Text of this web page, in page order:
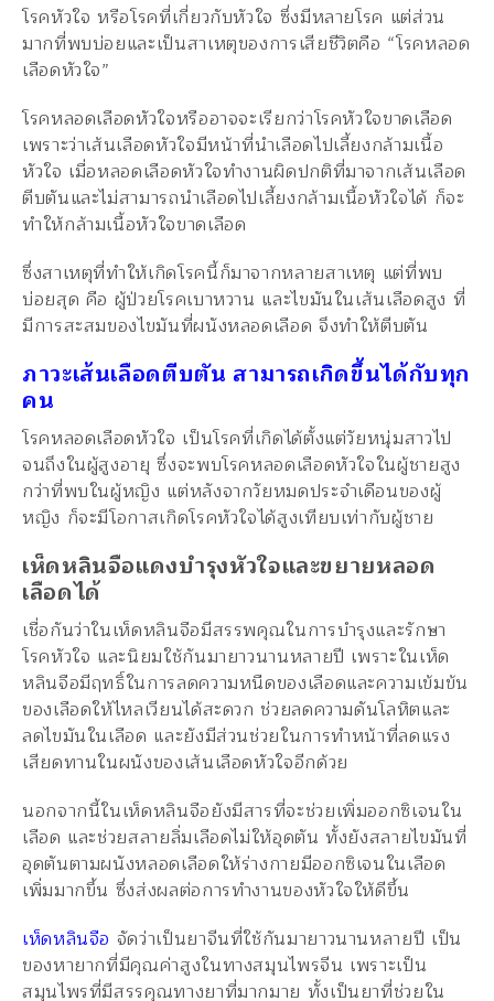
โรคหัวใจ หรือโรคที่เกี่ยวกับหัวใจ ซึ่งมีหลายโรค แต่ส่วน
มากที่พบบ่อยและเป็นสาเหตุของการเสียชีวิตคือ “โรคหลอด
เลือดหัวใจ”
โรคหลอดเลือดหัวใจหรืออาจจะเรียกว่าโรคหัวใจขาดเลือด
เพราะว่าเส้นเลือดหัวใจมีหน้าที่นำเลือดไปเลี้ยงกล้ามเนื้อ
หัวใจ เมื่อหลอดเลือดหัวใจทำงานผิดปกติที่มาจากเส้นเลือด
ตีบตันและไม่สามารถนำเลือดไปเลี้ยงกล้ามเนื้อหัวใจได้ ก็จะ
ทำให้กล้ามเนื้อหัวใจขาดเลือด
ซึ่งสาเหตุที่ทำให้เกิดโรคนี้ก็มาจากหลายสาเหตุ แต่ที่พบ
บ่อยสุด คือ ผู้ป่วยโรคเบาหวาน และไขมันในเส้นเลือดสูง ที่
มีการสะสมของไขมันที่ผนังหลอดเลือด จึงทำให้ตีบตัน
ภาวะเส้นเลือดตีบตัน สามารถเกิดขึ้นได้กับทุก
คน
โรคหลอดเลือดหัวใจ เป็นโรคที่เกิดได้ตั้งแต่วัยหนุ่มสาวไป
จนถึงในผู้สูงอายุ ซึ่งจะพบโรคหลอดเลือดหัวใจในผู้ชายสูง
กว่าที่พบในผู้หญิง แต่หลังจากวัยหมดประจำเดือนของผู้
หญิง ก็จะมีโอกาสเกิดโรคหัวใจได้สูงเทียบเท่ากับผู้ชาย
เห็ดหลินจือแดงบำรุงหัวใจและขยายหลอด
เลือดได้
เชื่อกันว่าในเห็ดหลินจือมีสรรพคุณในการบำรุงและรักษา
โรคหัวใจ และนิยมใช้กันมายาวนานหลายปี เพราะในเห็ด
หลินจือมีฤทธิ์ในการลดความหนืดของเลือดและความเข้มข้น
ของเลือดให้ไหลเวียนได้สะดวก ช่วยลดความดันโลหิตและ
ลดไขมันในเลือด และยังมีส่วนช่วยในการทำหน้าที่ลดแรง
เสียดทานในผนังของเส้นเลือดหัวใจอีกด้วย
นอกจากนี้ในเห็ดหลินจือยังมีสารที่จะช่วยเพิ่มออกซิเจนใน
เลือด และช่วยสลายลิ่มเลือดไม่ให้อุดตัน ทั้งยังสลายไขมันที่
อุดตันตามผนังหลอดเลือดให้ร่างกายมีออกซิเจนในเลือด
เพิ่มมากขึ้น ซึ่งส่งผลต่อการทำงานของหัวใจให้ดีขึ้น
เห็ดหลินจือ จัดว่าเป็นยาจีนที่ใช้กันมายาวนานหลายปี เป็น
ของหายากที่มีคุณค่าสูงในทางสมุนไพรจีน เพราะเป็น
สมุนไพรที่มีสรรคุณทางยาที่มากมาย ทั้งเป็นยาที่ช่วยใน